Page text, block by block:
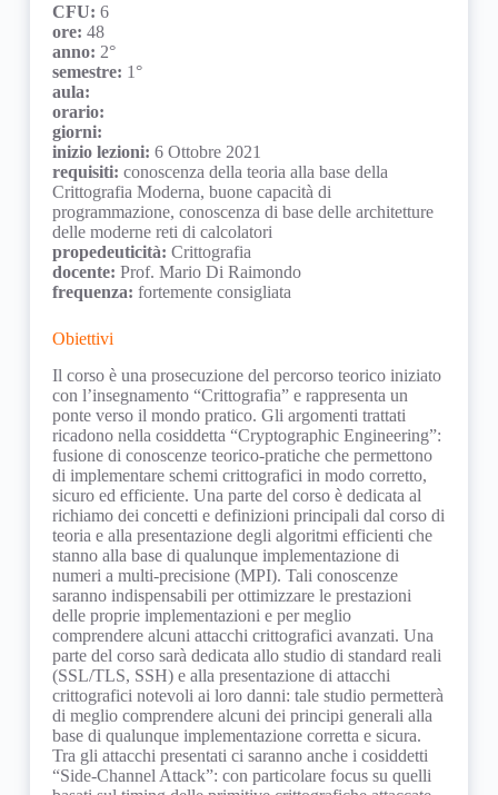
CFU: 6
ore: 48
anno: 2°
semestre: 1°
aula:
orario:
giorni:
inizio lezioni: 6 Ottobre 2021
requisiti: conoscenza della teoria alla base della
Crittografia Moderna, buone capacità di
programmazione, conoscenza di base delle architetture
delle moderne reti di calcolatori
propedeuticità: Crittografia
docente: Prof. Mario Di Raimondo
frequenza: fortemente consigliata
Obiettivi
Il corso è una prosecuzione del percorso teorico iniziato
con l’insegnamento “Crittografia” e rappresenta un
ponte verso il mondo pratico. Gli argomenti trattati
ricadono nella cosiddetta “Cryptographic Engineering”:
fusione di conoscenze teorico-pratiche che permettono
di implementare schemi crittografici in modo corretto,
sicuro ed efficiente. Una parte del corso è dedicata al
richiamo dei concetti e definizioni principali dal corso di
teoria e alla presentazione degli algoritmi efficienti che
stanno alla base di qualunque implementazione di
numeri a multi-precisione (MPI). Tali conoscenze
saranno indispensabili per ottimizzare le prestazioni
delle proprie implementazioni e per meglio
comprendere alcuni attacchi crittografici avanzati. Una
parte del corso sarà dedicata allo studio di standard reali
(SSL/TLS, SSH) e alla presentazione di attacchi
crittografici notevoli ai loro danni: tale studio permetterà
di meglio comprendere alcuni dei principi generali alla
base di qualunque implementazione corretta e sicura.
Tra gli attacchi presentati ci saranno anche i cosiddetti
“Side-Channel Attack”: con particolare focus su quelli